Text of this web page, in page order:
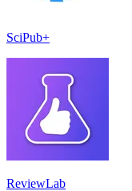
SciPub+
ReviewLab